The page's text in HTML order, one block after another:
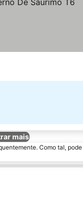
mais
Como tal,